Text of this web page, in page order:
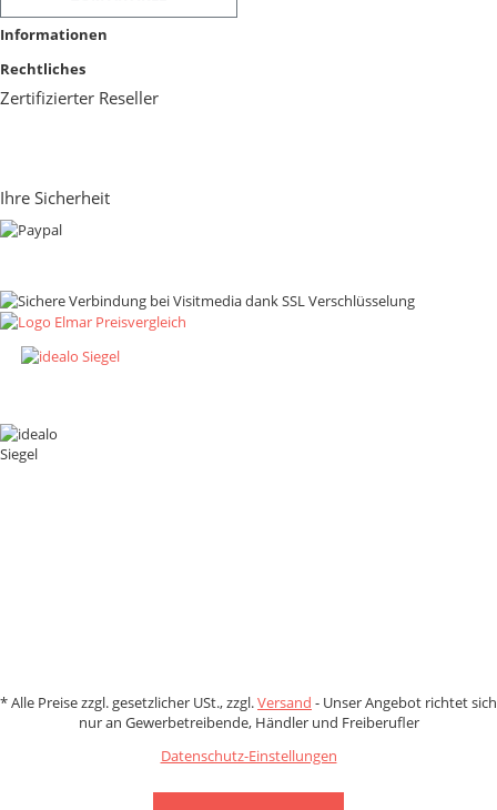
Informationen
Rechtliches
Zertifizierter Reseller
Ihre Sicherheit
*Alle Preise zzgl. gesetzlicher USt., zzgl.Versand - Unser Angebot richtet sich
nur an Gewerbetreibende, Händler und Freiberufler
Datenschutz-Einstellungen